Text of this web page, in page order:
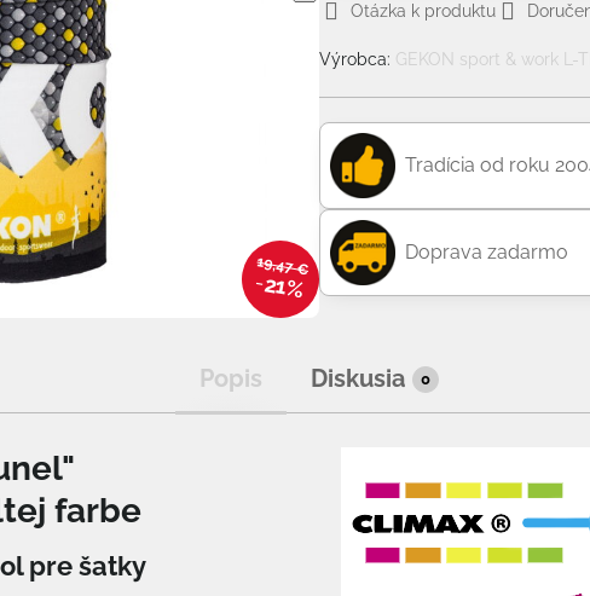
19,47 €
21%
Otázka k produktu
Výrobca: GEKON sport & work L-
Tradícia od roku
Doprava zadarmo
Popis Diskusia 0
farbe
pre šatky